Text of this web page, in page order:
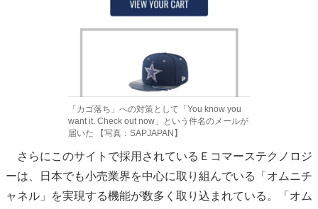
「カゴ落ち」への対策として「You know you
want it. Check out now」という件名のメールが
届いた 【写真：SAPJAPAN】
さらにこのサイトで採用されているＥコマーステクノロジ
ーは、日本でも小売業界を中心に取り組んでいる「オムニチ
ャネル」を実現する機能が数多く取り込まれている。「オム